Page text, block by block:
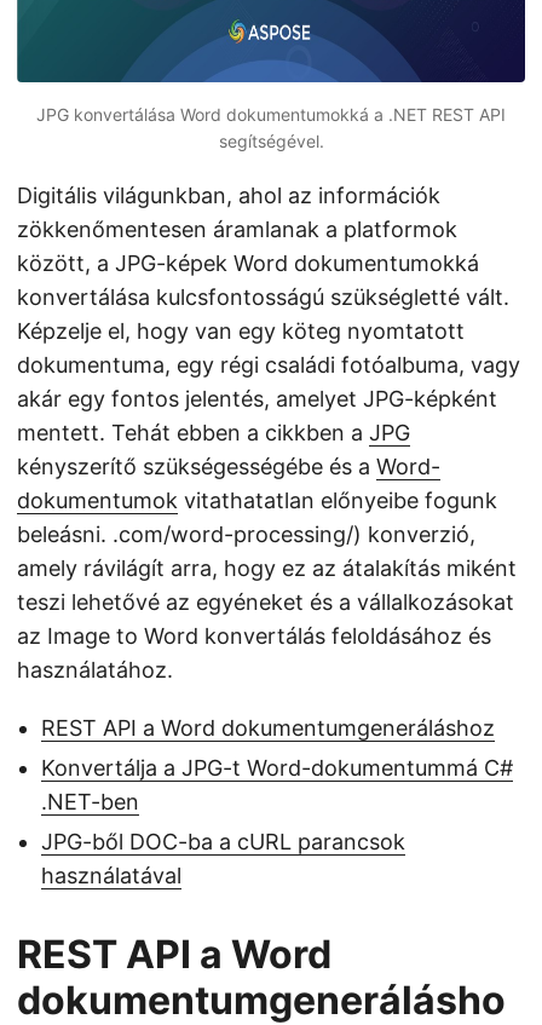
JPG konvertálása Word dokumentumokká a .NET REST API
segítségével.
Digitális világunkban, ahol az információk
zökkenőmentesen áramlanak a platformok
között, a JPG-képek Word dokumentumokká
konvertálása kulcsfontosságú szükségletté vált.
Képzelje el, hogy van egy köteg nyomtatott
dokumentuma, egy régi családi fotóalbuma, vagy
akár egy fontos jelentés, amelyet JPG-képként
mentett. Tehát ebben a cikkben a JPG
kényszerítő szükségességébe és a Word-
dokumentumok vitathatatlan előnyeibe fogunk
beleásni. .com/word-processing/) konverzió,
amely rávilágít arra, hogy ez az átalakítás miként
teszi lehetővé az egyéneket és a vállalkozásokat
az Image to Word konvertálás feloldásához és
használatához.
REST API a Word dokumentumgeneráláshoz
Konvertálja a JPG-t Word-dokumentummá C#
.NET-ben
JPG-ből DOC-ba a cURL parancsok
használatával
REST API a Word
dokumentumgenerálásho